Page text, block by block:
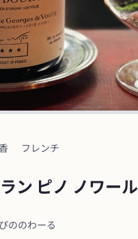
フレンチ
ン ピノ ノワール
ののわーる